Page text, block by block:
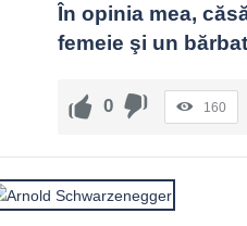
În opinia mea,
femeie şi un
0 160